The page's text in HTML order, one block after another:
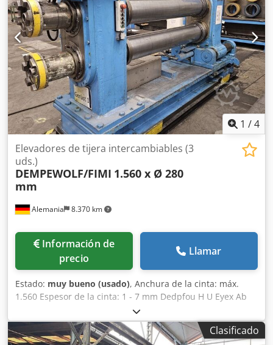
1 /4
Alemania 8.370 km
Elevadores de tijera intercambiables (3
uds.)
DEMPEWOLF/FIMI 1.560 x Ø 280
mm
Información de
precio
Llamar
Estado: muy bueno (usado), Anchura de la cinta: máx.
1.560 Espesor de la cinta: 1 - 7 mm Dedpfou H U Eyex Ab
Ijkr Eje de la cortadora Ø: 280 mm Velocidad: máx. 120
m/min Revisión: 2017
Clasificado